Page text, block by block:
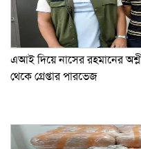
এআই দিয়ে নাসের রহমানের
থেকে গ্রেপ্তার পারভেজ